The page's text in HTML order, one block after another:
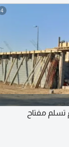
4
مفتاح